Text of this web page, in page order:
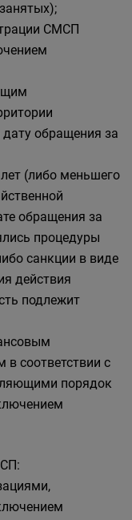
СМСП
дату обращения за
(либо меньшего
обращения за
процедуры
санкции в виде
действия
подлежит
соответствии с
порядок